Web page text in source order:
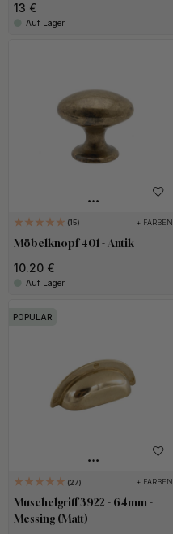
13 €
Auf Lager
15 + FARBEN
Möbelknopf 401 - Antik
10.20 €
Auf Lager
POPULAR
27 + FARBEN
Muschelgriff 3922 - 64mm -
Messing (Matt)